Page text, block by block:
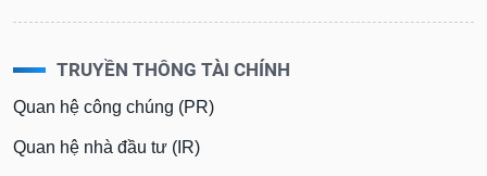
TRUYỀN THÔNG TÀI CHÍNH
Quan hệ công chúng (PR)
Quan hệ nhà đầu tư (IR)